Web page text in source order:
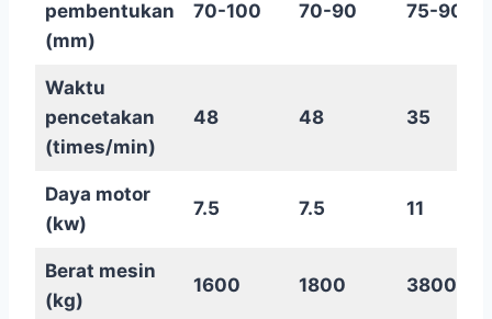
pembentukan
(mm)
70-100 70-90 75-90
Waktu
pencetakan
(times/min)
48 48 35
Daya motor
(kw)
7.5 7.5 11
Berat mesin
(kg)
1600 1800 3800